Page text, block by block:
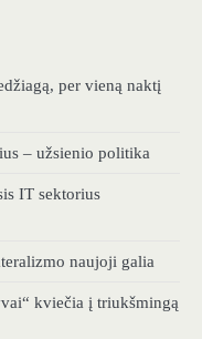
per vieną naktį
– užsienio politika
IT sektorius
naujoji galia
kviečia į triukšmingą